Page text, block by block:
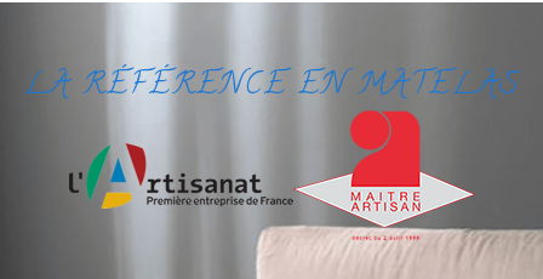
LA RÉFÉRENCE EN MATELAS